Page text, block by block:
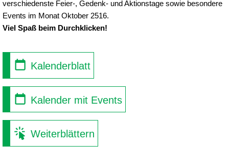
verschiedenste Feier-, Gedenk- und Aktionstage sowie besondere
Events im Monat Oktober 2516.
Viel Spaß beim Durchklicken!
Kalenderblatt
Kalender mit Events
Weiterblättern